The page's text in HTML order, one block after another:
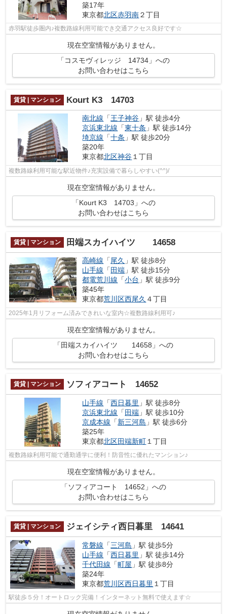
築17年
東京都北区赤羽南２丁目
赤羽駅徒歩圏内♪複数路線利用可能でき交通アクセス良好です☆
現在空室情報がありません。
「コスモヴィレッジ 14734」への
お問い合わせはこちら
賃貸 | マンション Kourt K3 14703
南北線 「王子神谷 」駅 徒歩4分
京浜東北線 「東十条 」駅 徒歩14分
埼京線 「十条 」駅 徒歩20分
築20年
東京都北区神谷１丁目
複数路線利用可能な駅近物件♪充実設備で暮らしやすい(^^)/
現在空室情報がありません。
「Kourt K3 14703」への
お問い合わせはこちら
賃貸 | マンション 田端スカイハイツ 14658
高崎線 「尾久 」駅 徒歩8分
山手線 「 田端 」駅 徒歩15分
都電荒川線 「小台 」駅 徒歩9分
築45年
東京都荒川区西尾久 ４丁目
2025年1月リフォーム済みできれいな室内☆複数路線利用可♪
現在空室情報がありません。
「田端スカイハイツ 14658」への
お問い合わせはこちら
賃貸 | マンション ソフィアコート 14652
山手線 「西日暮里 」駅 徒歩8分
京浜東北線 「 田端 」駅 徒歩10分
京成本線 「新三河島 」駅 徒歩6分
築25年
東京都北区田端新町 １丁目
複数路線利用可能で通勤通学に便利！防音性に優れたマンション♪
現在空室情報がありません。
「ソフィアコート 14652」への
お問い合わせはこちら
賃貸 | マンション ジェイシティ西日暮里 14641
常磐線 「三河島 」駅 徒歩5分
山手線 「西日暮里 」駅 徒歩14分
千代田線 「町屋 」駅 徒歩8分
築24年
東京都荒川区西日暮里 １丁目
駅徒歩５分！オートロック完備！インターネット無料で使えます☆